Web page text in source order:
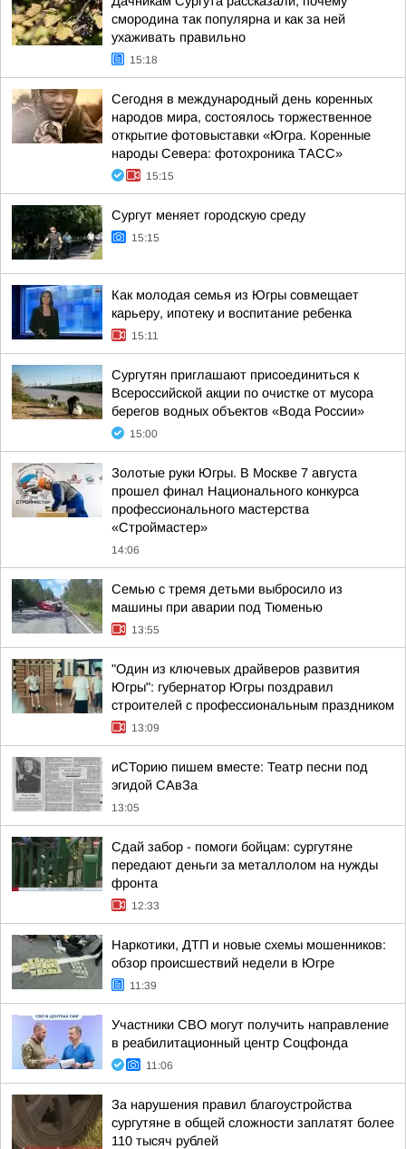
смородина так популярна и как за ней
ухаживать правильно
15:18
Сегодня в международный день коренных
народов мира, состоялось торжественное
открытие фотовыставки «Югра. Коренные
народы Севера: фотохроника ТАСС»
15:15
Сургут меняет городскую среду
15:15
Как молодая семья из Югры совмещает
карьеру, ипотеку и воспитание ребенка
15:11
Сургутян приглашают присоединиться к
Всероссийской акции по очистке от мусора
берегов водных объектов «Вода России»
15:00
Золотые руки Югры. В Москве 7 августа
прошел финал Национального конкурса
профессионального мастерства
«Строймастер»
14:06
Семью с тремя детьми выбросило из
машины при аварии под Тюменью
13:55
"Один из ключевых драйверов развития
Югры": губернатор Югры поздравил
строителей с профессиональным праздником
13:09
иСТорию пишем вместе: Театр песни под
эгидой САвЗа
13:05
Сдай забор - помоги бойцам: сургутяне
передают деньги за металлолом на нужды
фронта
12:33
Наркотики, ДТП и новые схемы мошенников:
обзор происшествий недели в Югре
11:39
Участники СВО могут получить направление
в реабилитационный центр Соцфонда
11:06
За нарушения правил благоустройства
сургутяне в общей сложности заплатят более
110 тысяч рублей